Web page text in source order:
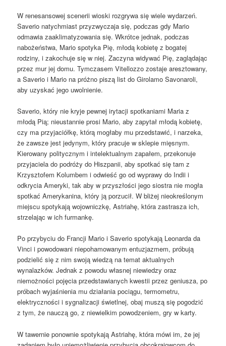
W renesansowej scenerii wioski rozgrywa się wiele wydarzeń.
Saverio natychmiast przyzwyczaja się, podczas gdy Mario
odmawia zaaklimatyzowania się. Wkrótce jednak, podczas
nabożeństwa, Mario spotyka Pię, młodą kobietę z bogatej
rodziny, i zakochuje się w niej. Zaczyna widywać Pię, zaglądając
przez mur jej domu. Tymczasem Vitellozzo zostaje aresztowany,
a Saverio i Mario na próżno piszą list do Girolamo Savonaroli,
aby uzyskać jego uwolnienie.
Saverio, który nie kryje pewnej irytacji spotkaniami Maria z
młodą Pią; nieustannie prosi Mario, aby zapytał młodą kobietę,
czy ma przyjaciółkę, którą mogłaby mu przedstawić, i narzeka,
że ​​zawsze jest jedynym, który pracuje w sklepie mięsnym.
Kierowany politycznym i intelektualnym zapałem, przekonuje
przyjaciela do podróży do Hiszpanii, aby spotkać się tam z
Krzysztofem Kolumbem i odwieść go od wyprawy do Indii i
odkrycia Ameryki, tak aby w przyszłości jego siostra nie mogła
spotkać Amerykanina, który ją porzucił. W bliżej nieokreślonym
miejscu spotykają wojowniczkę, Astriahę, która zastrasza ich,
strzelając w ich furmankę.
Po przybyciu do Francji Mario i Saverio spotykają Leonarda da
Vinci i powodowani niepohamowanym entuzjazmem, próbują
podzielić się z nim swoją wiedzą na temat aktualnych
wynalazków. Jednak z powodu własnej niewiedzy oraz
niemożności pojęcia przedstawianych kwestii przez geniusza, po
próbach wyjaśnienia mu działania pociągu, termometru,
elektryczności i sygnalizacji świetlnej, obaj muszą się pogodzić
z tym, że nauczą go, z niewielkim powodzeniem, gry w karty.
W tawernie ponownie spotykają Astriahę, która mówi im, że jej